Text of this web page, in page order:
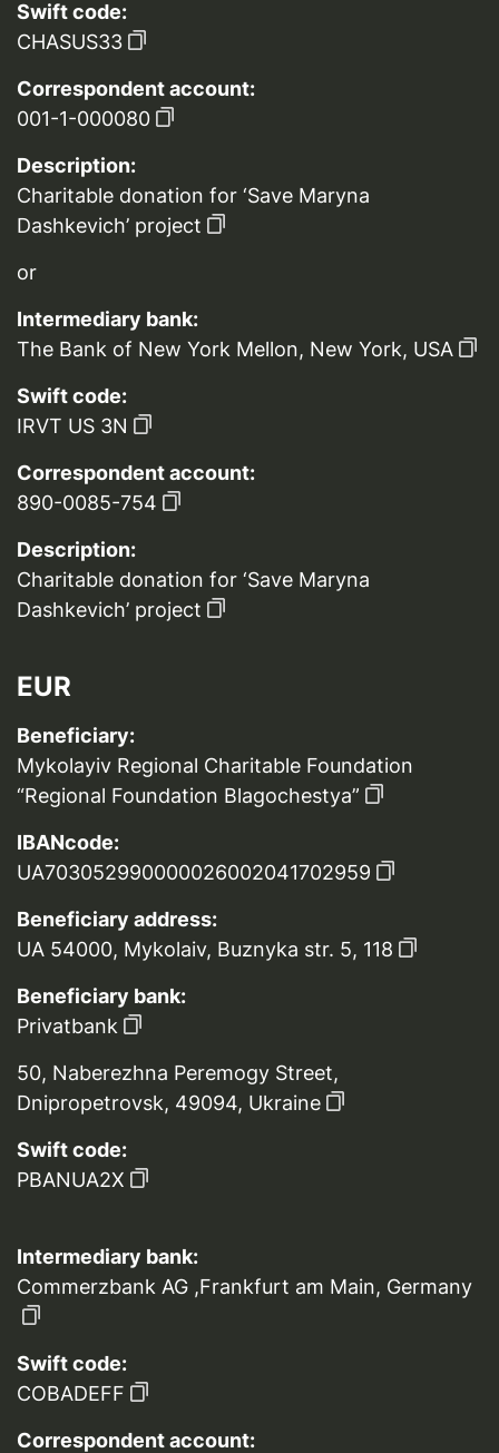
Swift code:
CHASUS33
Correspondent account:
001-1-000080
Description:
Charitable donation for ‘Save Maryna
Dashkevich’ project
or
Intermediary bank:
The Bank of New York Mellon, New York, USA
Swift code:
IRVT US 3N
Correspondent account:
890-0085-754
Description:
Charitable donation for ‘Save Maryna
Dashkevich’ project
EUR
Beneficiary:
Mykolayiv Regional Charitable Foundation
“Regional Foundation Blagochestya”
IBANcode:
UA703052990000026002041702959
Beneficiary address:
UA 54000, Mykolaiv, Buznyka str. 5, 118
Beneficiary bank:
Privatbank
50, Naberezhna Peremogy Street,
Dnipropetrovsk, 49094, Ukraine
Swift code:
PBANUA2X
Intermediary bank:
Commerzbank AG ,Frankfurt am Main, Germany
Swift code:
COBADEFF
Correspondent account: